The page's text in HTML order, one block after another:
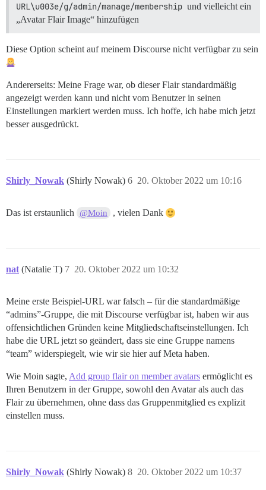
URL\u003e/g/admin/manage/membership und vielleicht ein
„Avatar Flair Image“ hinzufügen
Diese Option scheint auf meinem Discourse nicht verfügbar zu sein
Andererseits: Meine Frage war, ob dieser Flair standardmäßig
angezeigt werden kann und nicht vom Benutzer in seinen
Einstellungen markiert werden muss. Ich hoffe, ich habe mich jetzt
besser ausgedrückt.
Shirly_Nowak (Shirly Nowak) 20. Oktober 2022 um 10:16
6
Das ist erstaunlich @Moin , vielen Dank
nat (Natalie T) 20. Oktober 2022 um 10:32
7
Meine erste Beispiel-URL war falsch – für die standardmäßige
“admins”-Gruppe, die mit Discourse verfügbar ist, haben wir aus
offensichtlichen Gründen keine Mitgliedschaftseinstellungen. Ich
habe die URL jetzt so geändert, dass sie eine Gruppe namens
“team” widerspiegelt, wie wir sie hier auf Meta haben.
Wie Moin sagte, Add group flair on member avatars ermöglicht es
Ihren Benutzern in der Gruppe, sowohl den Avatar als auch das
Flair zu übernehmen, ohne dass das Gruppenmitglied es explizit
einstellen muss.
Shirly_Nowak (Shirly Nowak) 20. Oktober 2022 um 10:37
8